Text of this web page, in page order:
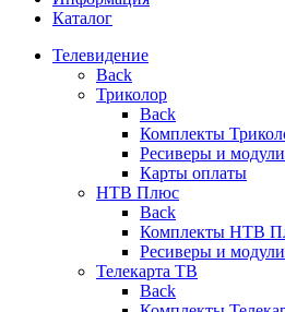
Каталог
Телевидение
Back
Триколор
Back
Комплекты
Ресиверы и
Карты оплаты
НТВ Плюс
Back
Комплекты НТВ
Ресиверы и
Телекарта ТВ
Back